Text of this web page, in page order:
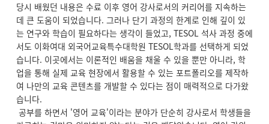
당시 배웠던 내용은 수료 이후 영어 강사로서의 커리어를 지속하는
데 큰 도움이 되었습니다. 그러나 단기 과정의 한계로 인해 깊이 있
는 연구와 학습이 필요하다는 생각이 들었고, TESOL 석사 과정 중에
서도 이화여대 외국어교육특수대학원 TESOL학과를 선택하게 되었
습니다. 이곳에서는 이론적인 배움을 채울 수 있을 뿐만 아니라, 학
업을 통해 실제 교육 현장에서 활용할 수 있는 포트폴리오를 제작하
여 나만의 교육 콘텐츠를 개발할 수 있다는 점이 매력적으로 다가왔
습니다.
공부를 하면서 '영어 교육'이라는 분야가 단순히 강사로서 학생들을